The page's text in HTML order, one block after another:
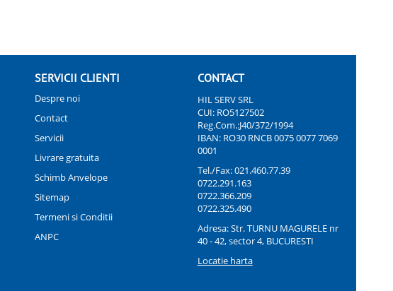
SERVICII CLIENTI
Despre noi
Contact
Servicii
Livrare gratuita
Schimb Anvelope
Sitemap
Termeni si Conditii
ANPC
CONTACT
HIL SERV SRL
CUI: RO5127502
Reg.Com.:J40/372/1994
IBAN: RO30 RNCB 0075 0077 7069
0001
Tel./Fax:021.460.77.39
0722.291.163
0722.366.209
0722.325.490
Adresa: Str. TURNU MAGURELE nr
40 - 42, sector 4, BUCURESTI
Locatie harta